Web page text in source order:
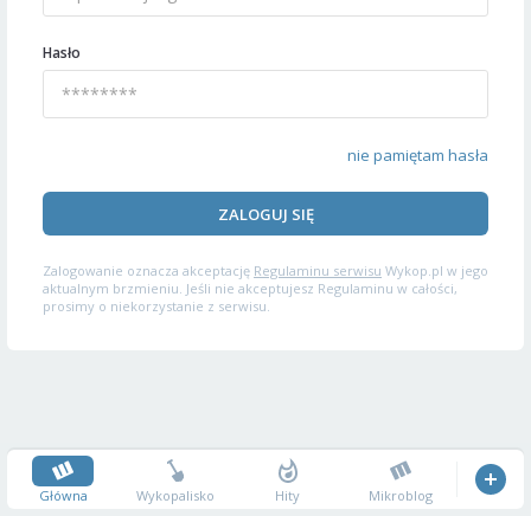
Hasło
nie pamiętam hasła
ZALOGUJ SIĘ
Zalogowanie oznacza akceptację Regulaminu serwisu Wykop.pl w jego
aktualnym brzmieniu. Jeśli nie akceptujesz Regulaminu w całości,
prosimy o niekorzystanie z serwisu.
Główna Wykopalisko Hity Mikroblog